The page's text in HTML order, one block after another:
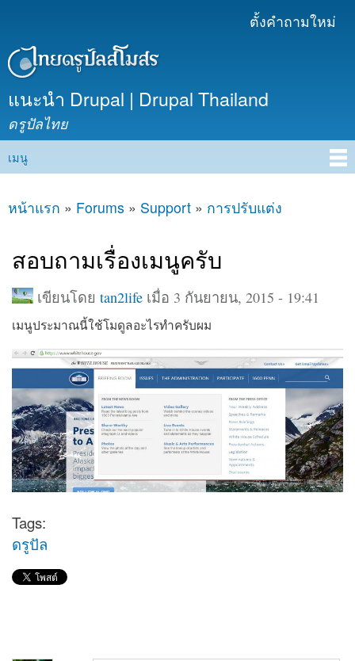
เนื้อหา
ตั้งคำถามใหม่
แนะนำ Drupal | Drupal Thailand
ดรูปัลไทย
Main menu
เมนู
คุณอยู่ที่นี่
หน้าแรก » Forums » Support » การปรับแต่ง
สอบถามเรื่องเมนูครับ
เขียนโดย tan2lifeเมื่อ 3 กันยายน, 2015 - 19:41
เมนูประมาณนี้ใช้โมดูลอะไรทำครับผม
Tags:
ดรูปัล